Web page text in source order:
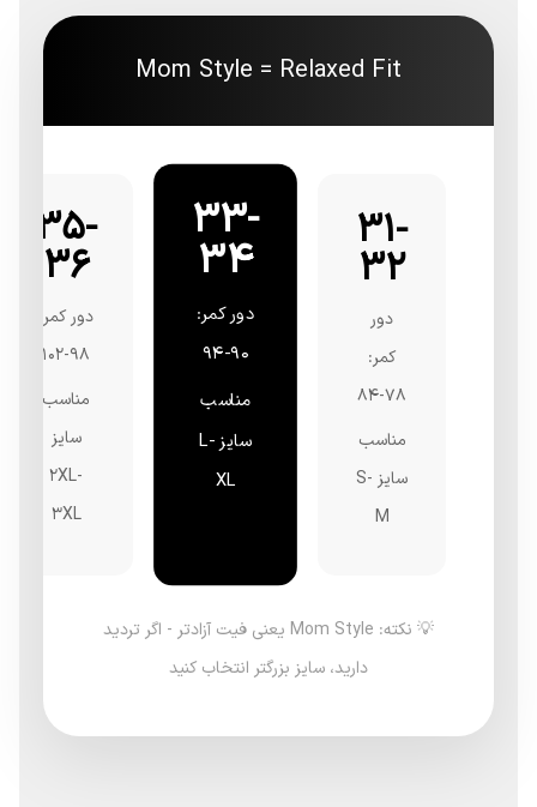
Mom Style = Relaxed Fit
31-
32
دور
کمر:
78-84
مناسب
سایز S-
M
33-
34
دور کمر:
90-94
مناسب
سایز L-
XL
35-
36
دور کمر:
98-102
مناسب
سایز
2XL-
3XL
💡 نکته: Mom Style یعنی فیت آزادتر - اگر تردید
دارید، سایز بزرگتر انتخاب کنید